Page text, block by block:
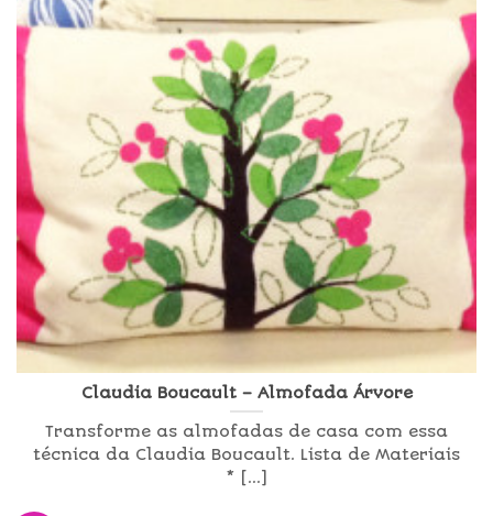
Claudia Boucault – Almofada Árvore
Transforme as almofadas de casa com essa
técnica da Claudia Boucault. Lista de Materiais
* [...]